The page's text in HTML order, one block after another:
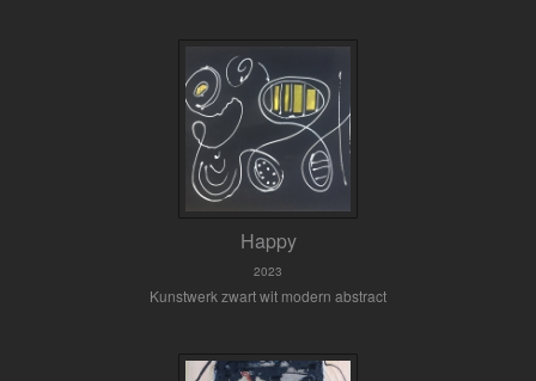
Happy
2023
Kunstwerk zwart wit modern abstract